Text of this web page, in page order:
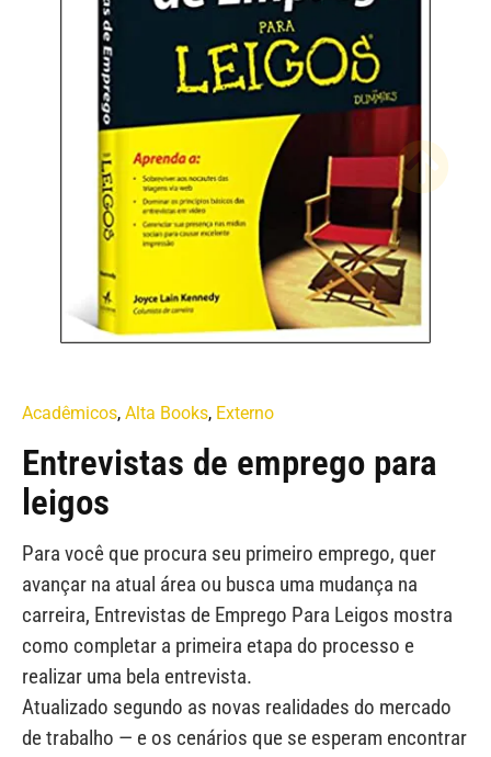
Acadêmicos, Alta Books, Externo
Entrevistas de emprego para
leigos
Para você que procura seu primeiro emprego, quer
avançar na atual área ou busca uma mudança na
carreira, Entrevistas de Emprego Para Leigos mostra
como completar a primeira etapa do processo e
realizar uma bela entrevista.
Atualizado segundo as novas realidades do mercado
de trabalho — e os cenários que se esperam encontrar